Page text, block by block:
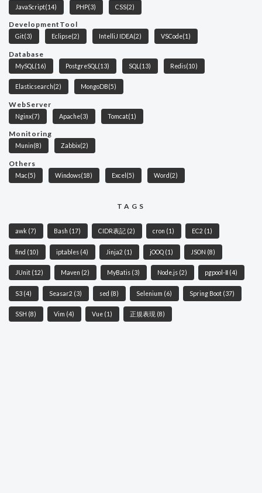
JavaScript(14) PHP(3) CSS(2)
DevelopmentTool
Git(3) Eclipse(2) IntelliJ IDEA(2) VSCode(1)
Database
MySQL (16) PostgreSQL (13) SQL (13) Redis(10)
Elasticsearch(2) MongoDB(5)
WebServer
Nginx(7) Apache(3) Tomcat(1)
Monitoring
Munin(8) Zabbix(2)
Others
Mac(5) Windows(18) Excel (5) Word (2)
TAGS
awk (7) Bash (17) CIDR表記 (2) cron (1) EC2 (1)
find (10) iptables (4) Jinja2 (1) jOOQ (1) JSON (8)
JUnit (12) Maven (2) MyBatis (3) Node.js (2) pgpool-Ⅱ (4)
S3 (4) Seasar2 (3) sed (8) Selenium (6) Spring Boot (37)
SSH (8) Vim (4) Vue (1) 正規表現 (8)